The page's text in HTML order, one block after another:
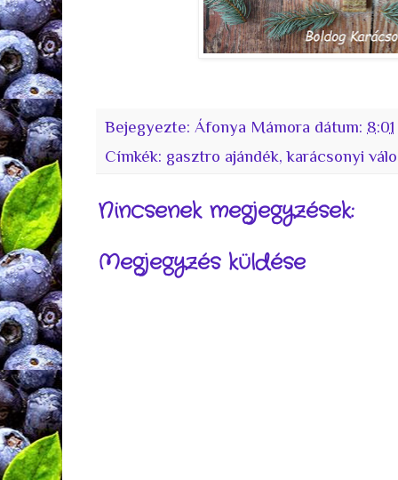
Bejegyezte: Áfonya Mámora dátum: 8:01
Címkék: gasztro ajándék,karácsonyi
Nincsenek megjegyzések:
Megjegyzés küldése